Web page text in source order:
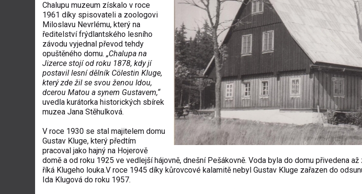
Chalupu muzeum získalo v roce
1961 díky spisovateli a zoologovi
Miloslavu Nevrlému, který na
ředitelství frýdlantského lesního
závodu vyjednal převod tehdy
opuštěného domu. „Chalupa na
Jizerce stojí od roku 1878, kdy jí
postavil lesní dělník Cölestin Kluge,
který zde žil se svou ženou Idou,
dcerou Matou a synem Gustavem,“
uvedla kurátorka historických sbírek
muzea Jana Stěhulková.
V roce 1930 se stal majitelem domu
Gustav Kluge, který předtím
pracoval jako hajný na Hojerově
domě a od roku 1925 ve vedlejší hájovně, dnešní Pešákovně. Voda byla do domu přivedena
říká Klugeho louka.V roce 1945 díky kůrovcové kalamitě nebyl Gustav Kluge zařazen do
Ida Klugová do roku 1957.